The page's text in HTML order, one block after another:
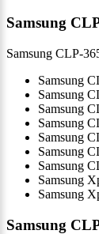
Samsung
Samsung CLP-
Samsung
Samsung
Samsung
Samsung
Samsung
Samsung
Samsung
Samsung
Samsung
Samsung